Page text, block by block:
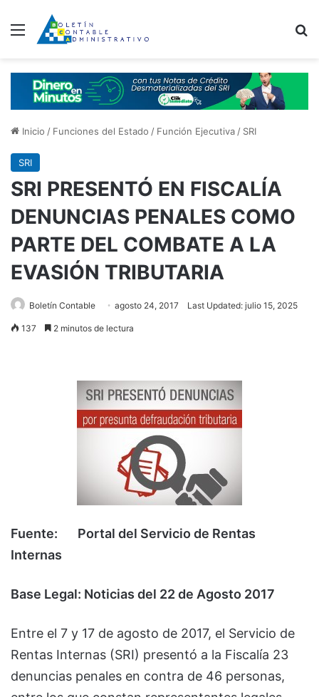
Menú
Inicio / Funciones del Estado / Función Ejecutiva / SRI
SRI
SRI PRESENTÓ EN FISCALÍA
DENUNCIAS PENALES COMO
PARTE DEL COMBATE A LA
EVASIÓN TRIBUTARIA
Boletín Contable agosto 24, 2017 Last Updated: julio 15, 2025
137 2 minutos de lectura
Fuente: Portal del Servicio de Rentas
Internas
Base Legal: Noticias del 22 de Agosto 2017
Entre el 7 y 17 de agosto de 2017, el Servicio de
Rentas Internas (SRI) presentó a la Fiscalía 23
denuncias penales en contra de 46 personas,